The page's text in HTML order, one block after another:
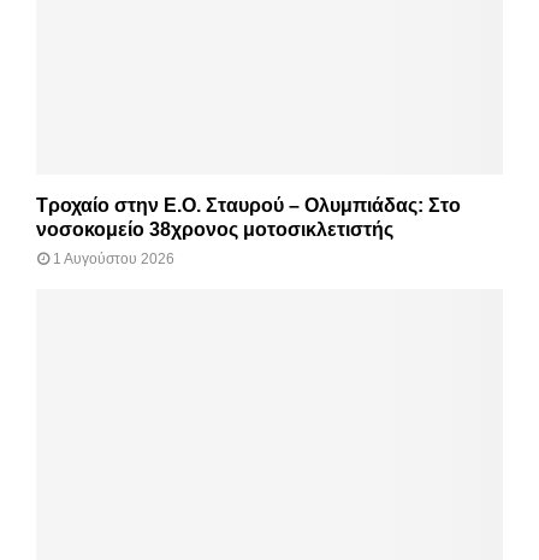
Τροχαίο στην Ε.Ο. Σταυρού – Ολυμπιάδας: Στο
νοσοκομείο 38χρονος μοτοσικλετιστής
1 Αυγούστου 2026